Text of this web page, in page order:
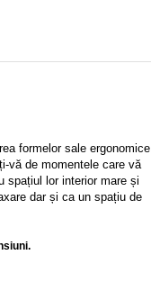
formelor sale ergonomice
vă de momentele care vă
spațiul lor interior mare și
dar și ca un spațiu de